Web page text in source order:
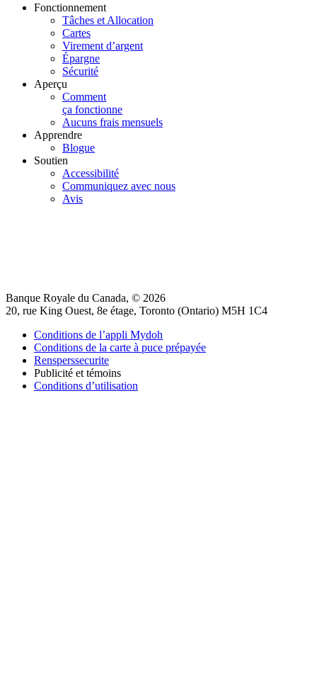
Fonctionnement
Tâches et Allocation
Cartes
Virement d’argent
Épargne
Sécurité
Aperçu
Comment
ça fonctionne
Aucuns frais mensuels
Apprendre
Blogue
Soutien
Accessibilité
Communiquez avec nous
Avis
Banque Royale du Canada, © 2026
20, rue King Ouest, 8e étage, Toronto (Ontario) M5H 1C4
Conditions de l’appli Mydoh
Conditions de la carte à puce prépayée
Rensperssecurite
Publicité et témoins
Conditions d’utilisation